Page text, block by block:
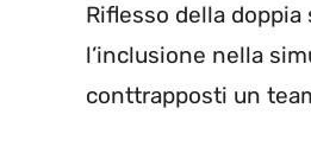
Riflesso della
l’inclusione nella
conttrapposti un